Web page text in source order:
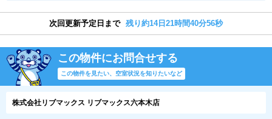
次回更新予定日まで 残り約14日21時間40分56秒
この物件にお問合せする
この物件を見たい、空室状況を知りたいなど
株式会社リブマックス リブマックス六本木店